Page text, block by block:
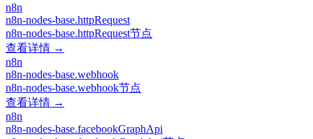
n8n
n8n-nodes-base.httpRequest
n8n-nodes-base.httpRequest节点
查看详情 →
n8n
n8n-nodes-base.webhook
n8n-nodes-base.webhook节点
查看详情 →
n8n
n8n-nodes-base.facebookGraphApi